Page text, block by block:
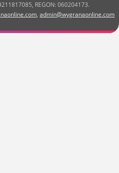
REGON: 060204173.
, admin@wygranaonline.com